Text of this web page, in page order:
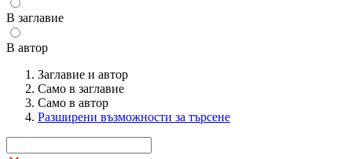
В заглавие
В автор
Заглавие и автор
Само в заглавие
Само в автор
Разширени възможности за търсене